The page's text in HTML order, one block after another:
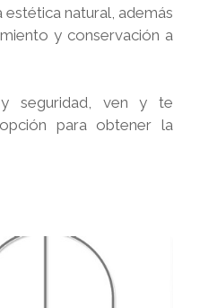
natural, además
y conservación a
y seguridad, ven y te
para obtener la